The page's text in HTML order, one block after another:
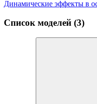
Динамические эффекты в
Список моделей (3)